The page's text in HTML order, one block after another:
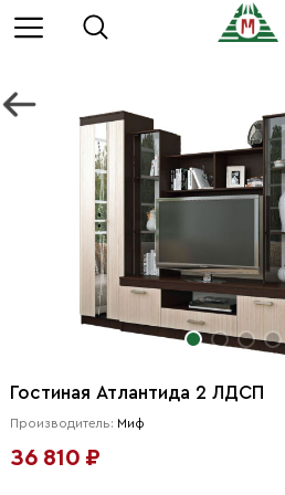
Гостиная Атлантида 2 ЛДСП
Производитель: Миф
36 810 ₽